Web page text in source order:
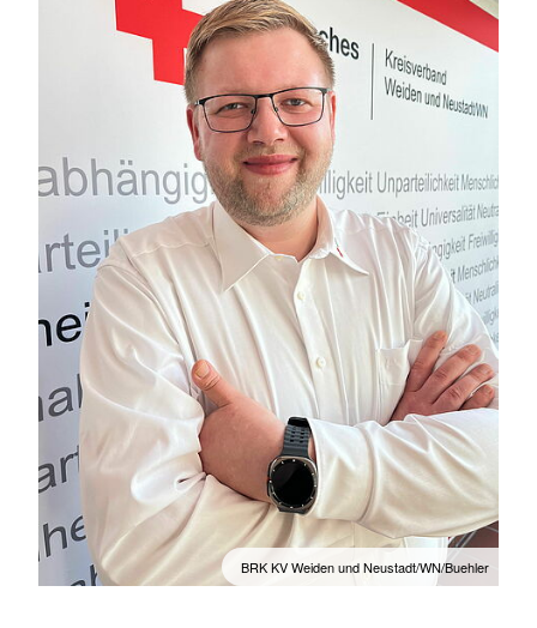
BRK KV Weiden und Neustadt/WN/Buehler